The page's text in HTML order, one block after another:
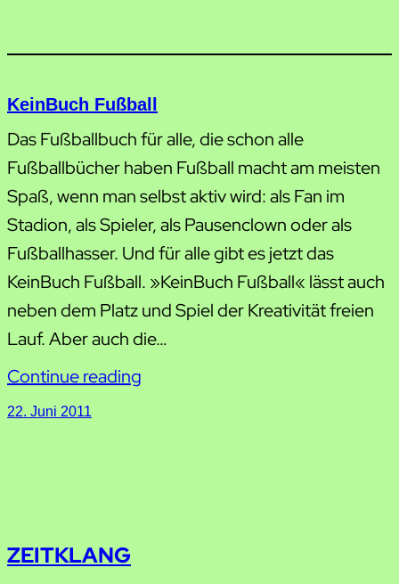
KeinBuch Fußball
Das Fußballbuch für alle, die schon alle
Fußballbücher haben Fußball macht am meisten
Spaß, wenn man selbst aktiv wird: als Fan im
Stadion, als Spieler, als Pausenclown oder als
Fußballhasser. Und für alle gibt es jetzt das
KeinBuch Fußball. »KeinBuch Fußball« lässt auch
neben dem Platz und Spiel der Kreativität freien
Lauf. Aber auch die…
Continue reading
22. Juni 2011
ZEITKLANG